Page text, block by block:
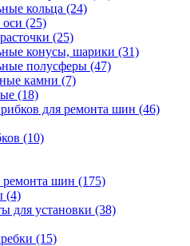
кольца (24)
(25)
(25)
конусы, шарики (31)
полусферы (47)
камни (7)
(18)
для ремонта шин (46)
(10)
шин (175)
(4)
для установки (38)
(15)